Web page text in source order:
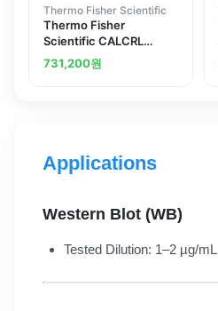
Thermo Fisher Scientific
Thermo Fisher
Scientific CALCRL
Polyclonal Antibody
731,200원
Applications
Western Blot (WB)
Tested Dilution: 1–2 µg/mL